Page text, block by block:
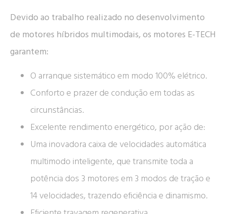
Devido ao trabalho realizado no desenvolvimento
de motores híbridos multimodais, os motores E-TECH
garantem:
O arranque sistemático em modo 100% elétrico.
Conforto e prazer de condução em todas as
circunstâncias.
Excelente rendimento energético, por ação de:
Uma inovadora caixa de velocidades automática
multimodo inteligente, que transmite toda a
potência dos 3 motores em 3 modos de tração e
14 velocidades, trazendo eficiência e dinamismo.